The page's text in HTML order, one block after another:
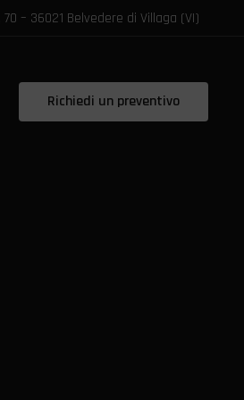
– 36021 Belvedere di Villaga (VI)
Richiedi un preventivo